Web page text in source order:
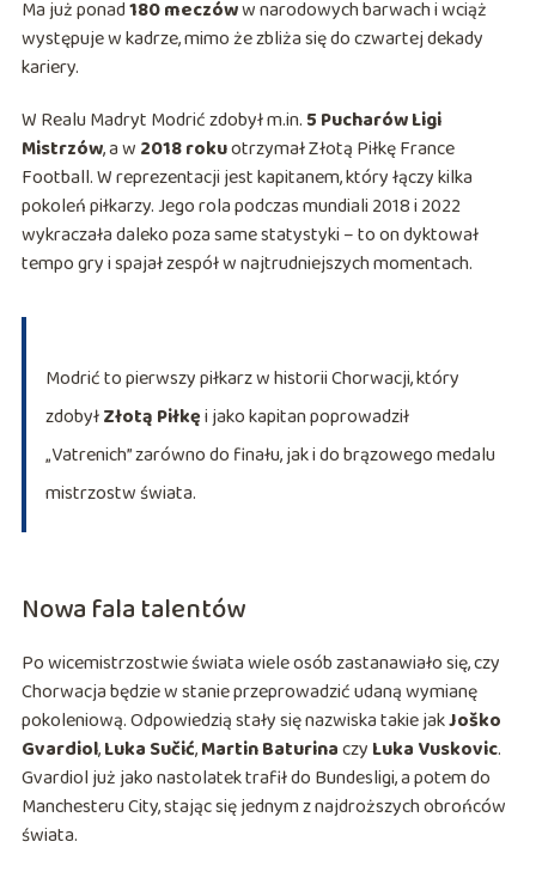
Ma już ponad180 meczóww narodowych barwach i wciąż
występuje w kadrze, mimo że zbliża się do czwartej dekady
kariery.
W Realu Madryt Modrić zdobył m.in. 5 Pucharów Ligi
Mistrzów, a w 2018 rokuotrzymał Złotą Piłkę France
Football. W reprezentacji jest kapitanem, który łączy kilka
pokoleń piłkarzy. Jego rola podczas mundiali 2018 i 2022
wykraczała daleko poza same statystyki – to on dyktował
tempo gry i spajał zespół w najtrudniejszych momentach.
Modrić to pierwszy piłkarz w historii Chorwacji, który
zdobyłZłotą Piłkęi jako kapitan poprowadził
„Vatrenich” zarówno do finału, jak i do brązowego medalu
mistrzostw świata.
Nowa fala talentów
Po wicemistrzostwie świata wiele osób zastanawiało się, czy
Chorwacja będzie w stanie przeprowadzić udaną wymianę
pokoleniową. Odpowiedzią stały się nazwiska takie jakJoško
Gvardiol,Luka Sučić,Martin Baturinaczy Luka Vuskovic.
Gvardiol już jako nastolatek trafił do Bundesligi, a potem do
Manchesteru City, stając się jednym z najdroższych obrońców
świata.